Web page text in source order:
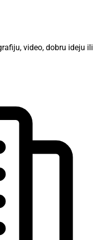
video, dobru ideju ili